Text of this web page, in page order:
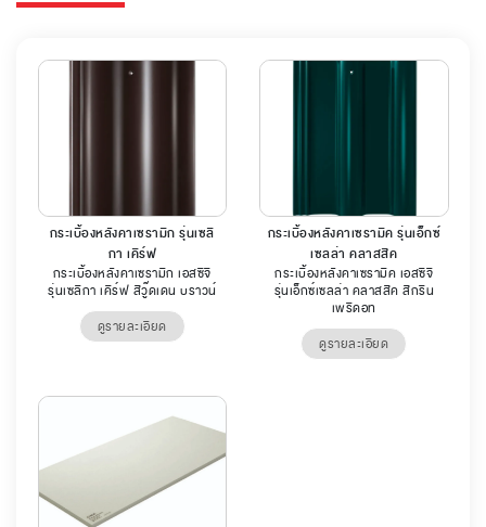
กระเบื้องหลังคาเซรามิก รุ่นเซลิ
กา เคิร์ฟ
กระเบื้องหลังคาเซรามิก เอสซีจี
รุ่นเซลิกา เคิร์ฟ สีวู๊ดเดน บราวน์
ดูรายละเอียด
กระเบื้องหลังคาเซรามิค รุ่นเอ็กซ์
เซลล่า คลาสสิค
กระเบื้องหลังคาเซรามิค เอสซีจี
รุ่นเอ็กซ์เซลล่า คลาสสิค สีกรีน
เพริดอท
ดูรายละเอียด